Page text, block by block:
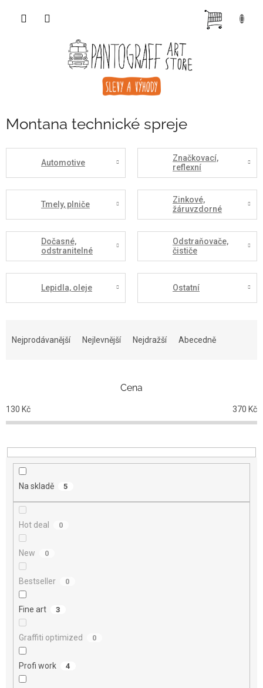
Montana technické spreje
Automotive
Značkovací,
reflexní
Tmely, plniče
Zinkové,
žáruvzdorné
Dočasné,
odstranitelné
Odstraňovače,
čističe
Lepidla, oleje Ostatní
p
r
o
u
Nejprodávanější Nejlevnější Nejdražší Abecedně
Cena
130 Kč 370 Kč
Na skladě 5
Hot deal 0
New 0
Bestseller 0
Fine art 3
Graffiti optimized 0
Profi work 4